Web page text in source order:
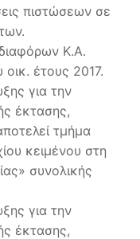
πιστώσεων σε
Κ.Α.
έτους 2017.
για την
έκτασης,
τμήμα
κειμένου στη
συνολικής
για την
έκτασης,